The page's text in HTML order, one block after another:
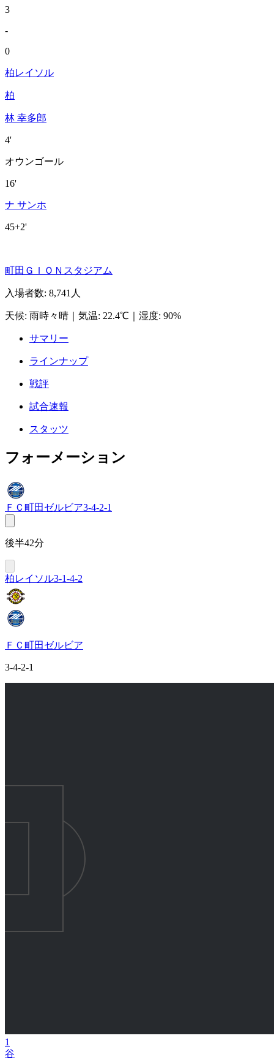
3
-
0
柏レイソル
柏
林 幸多郎
4'
オウンゴール
16'
ナ サンホ
45+2'
町田ＧＩＯＮスタジアム
入場者数: 8,741人
天候: 雨時々晴 気温: 22.4℃ 湿度: 90%
サマリー
ラインナップ
戦評
試合速報
スタッツ
フォーメーション
ＦＣ町田ゼルビア3-4-2-1
後半42分
柏レイソル3-1-4-2
ＦＣ町田ゼルビア
3-4-2-1
1
谷